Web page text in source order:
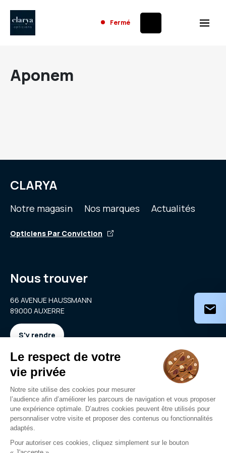
Fermé
Aponem
CLARYA
Notre magasin Nos marques Actualités
Opticiens Par Conviction
Nous trouver
66 AVENUE HAUSSMANN
89000 AUXERRE
S'y rendre
Nous contacter
auxerre@clarya.com
03 86 94 08 67
Nous contacter